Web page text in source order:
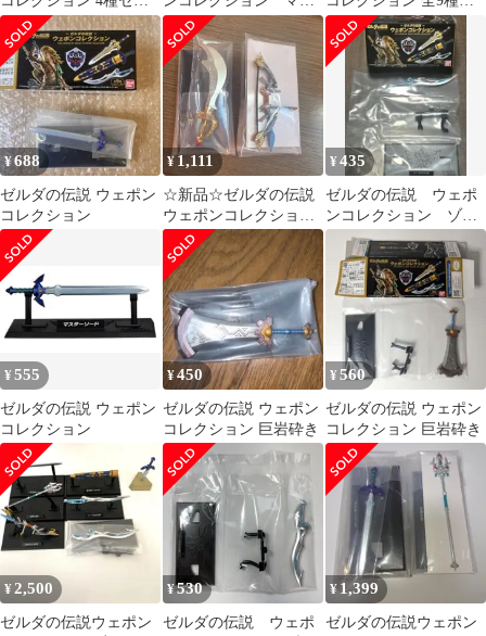
ト
ターソード
ット コンプリート
¥688
ゼルダの伝説 ウェポン
コレクション
¥ 1,111
☆新品☆ゼルダの伝説
ウェポンコレクション
まとめ売り
¥435
ゼルダの伝説 ウェポ
ンコレクション ゾー
ラの大剣
¥555
ゼルダの伝説 ウェポン
コレクション
¥450
ゼルダの伝説 ウェポン
コレクション 巨岩砕き
¥ 560
ゼルダの伝説 ウェポン
コレクション 巨岩砕き
¥2,500
ゼルダの伝説ウェポン
¥530
ゼルダの伝説 ウェポ
¥ 1,399
ゼルダの伝説ウェポン